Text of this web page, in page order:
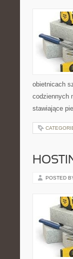
obietnicach
codziennych
stawiające
POSTED